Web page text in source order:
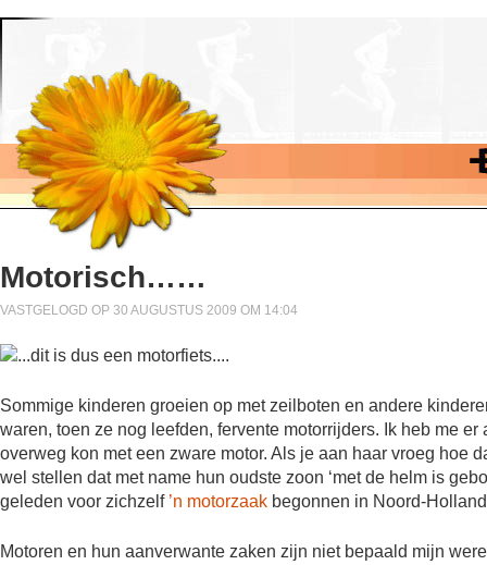
Motorisch……
VASTGELOGD OP 30 AUGUSTUS 2009 OM 14:04
Sommige kinderen groeien op met zeilboten en andere
waren, toen ze nog leefden, fervente motorrijders. Ik heb me
overweg kon met een zware motor. Als je aan haar vroeg hoe
wel stellen dat met name hun oudste zoon ‘met de helm is
geleden voor zichzelf’n motorzaak begonnen in Noord-
Motoren en hun aanverwante zaken zijn niet bepaald mijn